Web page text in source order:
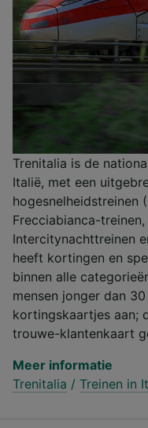
Trenitalia is de
Italië, met een
hogesnelheidstreinen
Frecciabianca-
Intercitynachttreinen
heeft kortingen en
binnen alle
mensen jonger dan
kortingskaartjes aan;
trouwe-klantenkaart
Meer informatie
Trenitalia / Treinen in